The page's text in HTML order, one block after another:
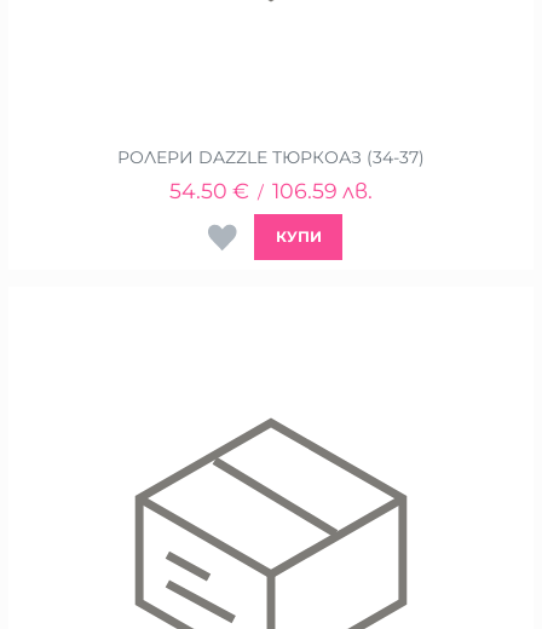
РОЛЕРИ DAZZLE ТЮРКОАЗ (34-37)
54.50 € / 106.59 лв.
КУПИ